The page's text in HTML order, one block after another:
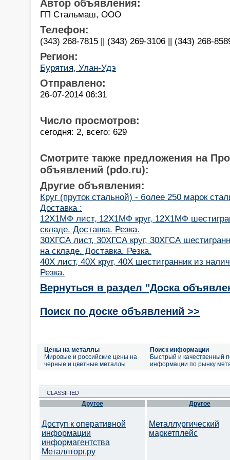
Автор объявления:
ГП Стальмаш, ООО
Телефон:
(343) 268-7815 || (343) 269-3106 || (343) 268-
Регион:
Бурятия, Улан-Удэ
Отправлено:
26-07-2014 06:31
Число просмотров:
сегодня: 2, всего: 629
Смотрите также предложения на
объявлений (pdo.ru):
Другие объявления:
Круг (пруток стальной) - более 250 марок
Доставка :
12Х1МФ лист, 12Х1МФ круг, 12Х1МФ
складе. Доставка. Резка.
30ХГСА лист, 30ХГСА круг, 30ХГСА
на складе. Доставка. Резка.
40Х лист, 40Х круг, 40Х шестигранник из
Резка.
Вернуться в раздел "Доска
Поиск по доске объявлений >>
Цены на металлы
Мировые и российские цены на
черные и цветные металлы
Поиск информации
Быстрый и качественный
информации по рынку
CLASSIFIED
Другое
Доступ к оперативной
информации
информагентства
Металлторг.ру
Другое
Металлургический
маркетплейс